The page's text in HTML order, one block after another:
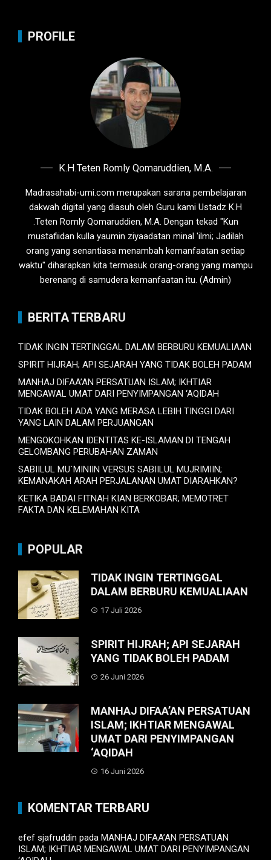
PROFILE
K.H.Teten Romly Qomaruddien, M.A.
Madrasahabi-umi.com merupakan sarana pembelajaran
dakwah digital yang diasuh oleh Guru kami Ustadz K.H
.Teten Romly Qomaruddien, M.A. Dengan tekad "Kun
mustafiidan kulla yaumin ziyaadatan minal 'ilmi; Jadilah
orang yang senantiasa menambah kemanfaatan setiap
waktu" diharapkan kita termasuk orang-orang yang mampu
berenang di samudera kemanfaatan itu. (Admin)
BERITA TERBARU
TIDAK INGIN TERTINGGAL DALAM BERBURU KEMUALIAAN
SPIRIT HIJRAH; API SEJARAH YANG TIDAK BOLEH PADAM
MANHAJ DIFAA’AN PERSATUAN ISLAM; IKHTIAR
MENGAWAL UMAT DARI PENYIMPANGAN ‘AQIDAH
TIDAK BOLEH ADA YANG MERASA LEBIH TINGGI DARI
YANG LAIN DALAM PERJUANGAN
MENGOKOHKAN IDENTITAS KE-ISLAMAN DI TENGAH
GELOMBANG PERUBAHAN ZAMAN
SABIILUL MU`MINIIN VERSUS SABIILUL MUJRIMIIN;
KEMANAKAH ARAH PERJALANAN UMAT DIARAHKAN?
KETIKA BADAI FITNAH KIAN BERKOBAR; MEMOTRET
FAKTA DAN KELEMAHAN KITA
POPULAR
TIDAK INGIN TERTINGGAL
DALAM BERBURU KEMUALIAAN
17 Juli 2026
SPIRIT HIJRAH; API SEJARAH
YANG TIDAK BOLEH PADAM
26 Juni 2026
MANHAJ DIFAA’AN PERSATUAN
ISLAM; IKHTIAR MENGAWAL
UMAT DARI PENYIMPANGAN
‘AQIDAH
16 Juni 2026
KOMENTAR TERBARU
efef sjafruddin pada MANHAJ DIFAA’AN PERSATUAN
ISLAM; IKHTIAR MENGAWAL UMAT DARI PENYIMPANGAN